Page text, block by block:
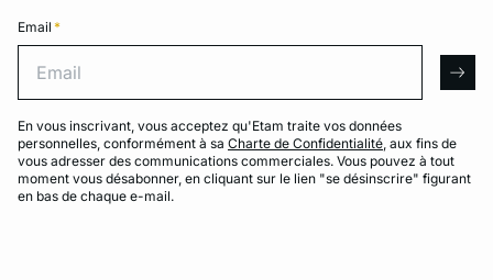
Email *
En vous inscrivant, vous acceptez qu'Etam traite vos données
personnelles, conformément à sa Charte de Confidentialité, aux fins de
vous adresser des communications commerciales. Vous pouvez à tout
moment vous désabonner, en cliquant sur le lien "se désinscrire" figurant
en bas de chaque e-mail.